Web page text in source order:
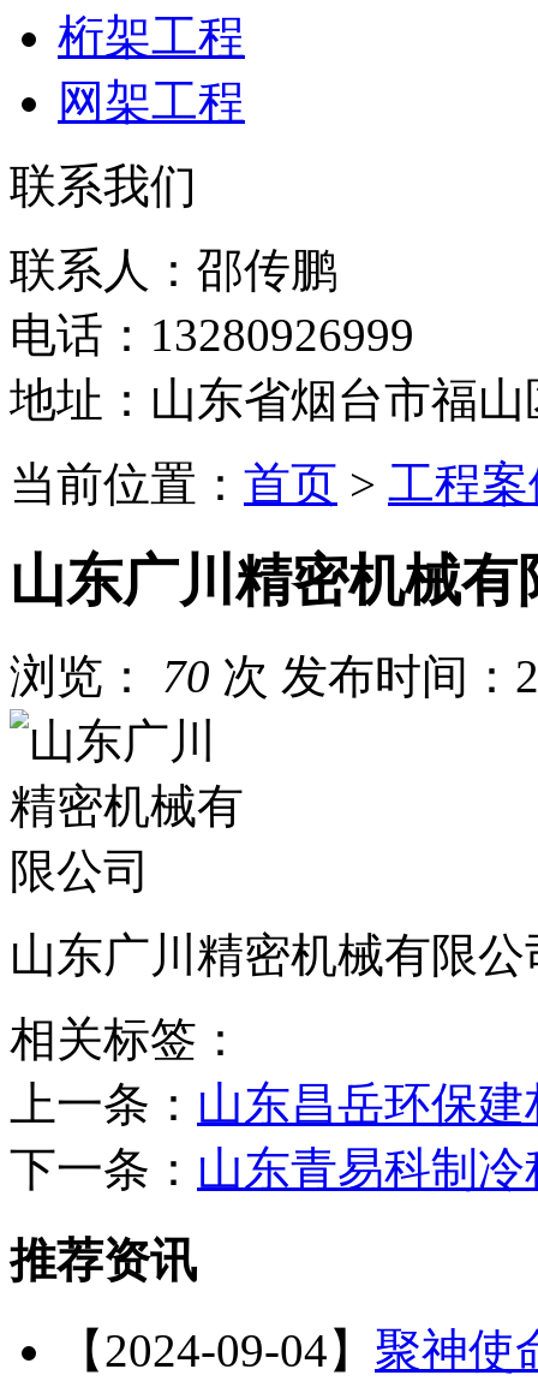
桁架工程
网架工程
联系我们
联系人：邵传鹏
电话：13280926999
地址：山东省烟台市福
当前位置： 首页 > 工程
山东广川精密机械有
浏览： 70 次 发布时间：
山东广川精密机械有限公
相关标签：
上一条： 山东昌岳环保
下一条： 山东青易科制
推荐资讯
【2024-09-04】 聚神使